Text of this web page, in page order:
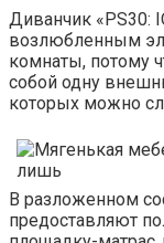
Диванчик «PS30:
возлюбленным
комнаты, потому
собой одну
которых можно
В разложенном
предоставляют